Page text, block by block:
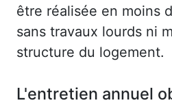
être réalisée en moins
sans travaux lourds ni
structure du logement.
L'entretien annuel